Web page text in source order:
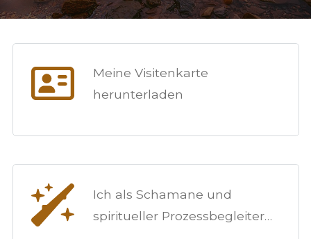
Meine Visitenkarte
herunterladen
Ich als Schamane und
spiritueller Prozessbegleiter…